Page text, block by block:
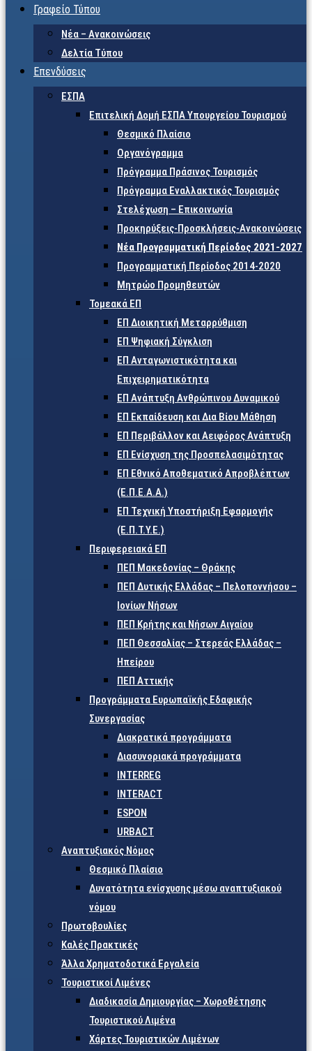
Γραφείο Τύπου
Νέα – Ανακοινώσεις
Δελτία Τύπου
Επενδύσεις
ΕΣΠΑ
Επιτελική Δομή ΕΣΠΑ Υπουργείου Τουρισμού
Θεσμικό Πλαίσιο
Οργανόγραμμα
Πρόγραμμα Πράσινος Τουρισμός
Πρόγραμμα Εναλλακτικός Τουρισμός
Στελέχωση – Επικοινωνία
Προκηρύξεις-Προσκλήσεις-Ανακοινώσεις
Νέα Προγραμματική Περίοδος 2021-2027
Προγραμματική Περίοδος 2014-2020
Μητρώο Προμηθευτών
Τομεακά ΕΠ
ΕΠ Διοικητική Μεταρρύθμιση
ΕΠ Ψηφιακή Σύγκλιση
ΕΠ Ανταγωνιστικότητα και
Επιχειρηματικότητα
ΕΠ Ανάπτυξη Ανθρώπινου Δυναμικού
ΕΠ Εκπαίδευση και Δια Βίου Μάθηση
ΕΠ Περιβάλλον και Αειφόρος Ανάπτυξη
ΕΠ Ενίσχυση της Προσπελασιμότητας
ΕΠ Εθνικό Αποθεματικό Απροβλέπτων
(Ε.Π.Ε.Α.Α.)
ΕΠ Τεχνική Υποστήριξη Εφαρμογής
(Ε.Π.Τ.Υ.Ε.)
Περιφερειακά ΕΠ
ΠΕΠ Μακεδονίας – Θράκης
ΠΕΠ Δυτικής Ελλάδας – Πελοποννήσου –
Ιονίων Νήσων
ΠΕΠ Κρήτης και Νήσων Αιγαίου
ΠΕΠ Θεσσαλίας – Στερεάς Ελλάδας –
Ηπείρου
ΠΕΠ Αττικής
Προγράμματα Ευρωπαϊκής Εδαφικής
Συνεργασίας
Διακρατικά προγράμματα
Διασυνοριακά προγράμματα
INTERREG
INTERACT
ESPON
URBACT
Αναπτυξιακός Νόμος
Θεσμικό Πλαίσιο
Δυνατότητα ενίσχυσης μέσω αναπτυξιακού
νόμου
Πρωτοβουλίες
Καλές Πρακτικές
Άλλα Χρηματοδοτικά Εργαλεία
Τουριστικοί Λιμένες
Διαδικασία Δημιουργίας – Χωροθέτησης
Τουριστικού Λιμένα
Χάρτες Τουριστικών Λιμένων